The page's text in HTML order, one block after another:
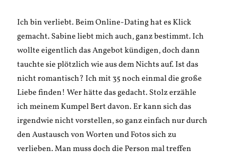
Ich bin verliebt. Beim Online-Dating hat es Klick
gemacht. Sabine liebt mich auch, ganz bestimmt. Ich
wollte eigentlich das Angebot kündigen, doch dann
tauchte sie plötzlich wie aus dem Nichts auf. Ist das
nicht romantisch? Ich mit 35 noch einmal die große
Liebe finden! Wer hätte das gedacht. Stolz erzähle
ich meinem Kumpel Bert davon. Er kann sich das
irgendwie nicht vorstellen, so ganz einfach nur durch
den Austausch von Worten und Fotos sich zu
verlieben. Man muss doch die Person mal treffen